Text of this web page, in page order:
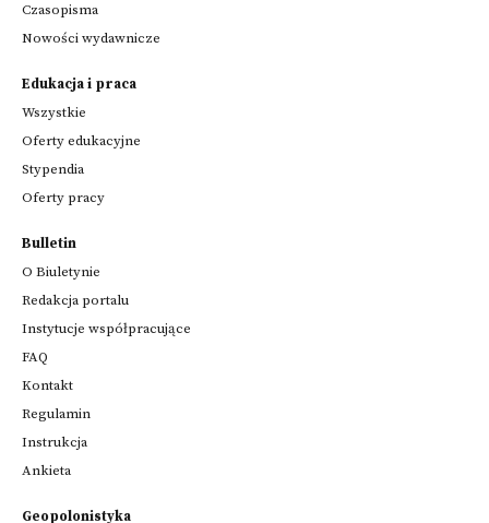
Czasopisma
Nowości wydawnicze
Edukacja i praca
Wszystkie
Oferty edukacyjne
Stypendia
Oferty pracy
Bulletin
O Biuletynie
Redakcja portalu
Instytucje współpracujące
FAQ
Kontakt
Regulamin
Instrukcja
Ankieta
Geopolonistyka